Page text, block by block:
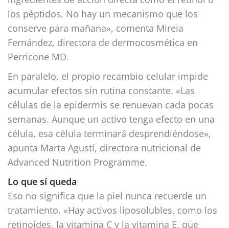
los péptidos. No hay un mecanismo que los
conserve para mañana», comenta Mireia
Fernández, directora de dermocosmética en
Perricone MD.
En paralelo, el propio recambio celular impide
acumular efectos sin rutina constante. «Las
células de la epidermis se renuevan cada pocas
semanas. Aunque un activo tenga efecto en una
célula, esa célula terminará desprendiéndose»,
apunta Marta Agustí, directora nutricional de
Advanced Nutrition Programme.
Lo que sí queda
Eso no significa que la piel nunca recuerde un
tratamiento. «Hay activos liposolubles, como los
retinoides, la vitamina C y la vitamina E, que